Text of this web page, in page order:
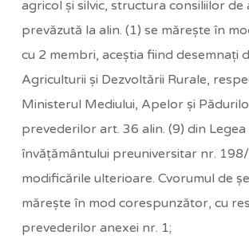
agricol şi silvic, structura consiliilor de
prevăzută la alin. (1) se măreşte în
cu 2 membri, aceştia fiind desemnaţi
Agriculturii şi Dezvoltării Rurale,
Ministerul Mediului, Apelor şi
prevederilor art. 36 alin. (9) din Legea
învăţământului preuniversitar nr.
modificările ulterioare. Cvorumul de
măreşte în mod corespunzător, cu
prevederilor anexei nr. 1;